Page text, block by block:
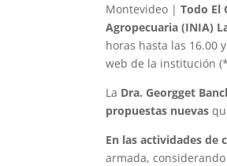
Montevideo |Todo El
Agropecuaria (INIA)
horas hasta las 16.00
web de la institución
La Dra. Georgget
propuestas nuevas
En las actividades de
armada,